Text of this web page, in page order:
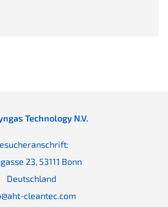
Technology N.V.
23, 53111 Bonn
Deutschland
cleantec.com